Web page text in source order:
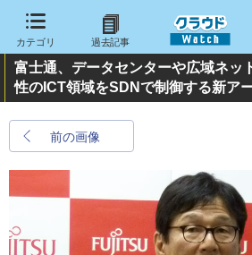
カテゴリ 過去記事
富士通、データセンターや広域ネッ
性のICT領域をSDNで制御する新ア
前の画像